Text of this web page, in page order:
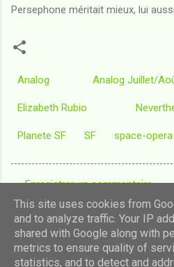
Persephone méritait mieux, lui
Analog Analog Juillet/
Elizabeth Rubio
Planete SF SF space-opera
C
o
m
m
Enregistrer un commentaire
Fourni par
This site uses cookies from
and to analyze traffic. Your IP
shared with Google along with
metrics to ensure quality of
statistics, and to detect and